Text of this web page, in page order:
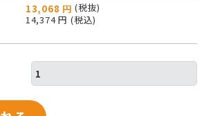
13,068 円 (税抜)
14,374 円 (税込)